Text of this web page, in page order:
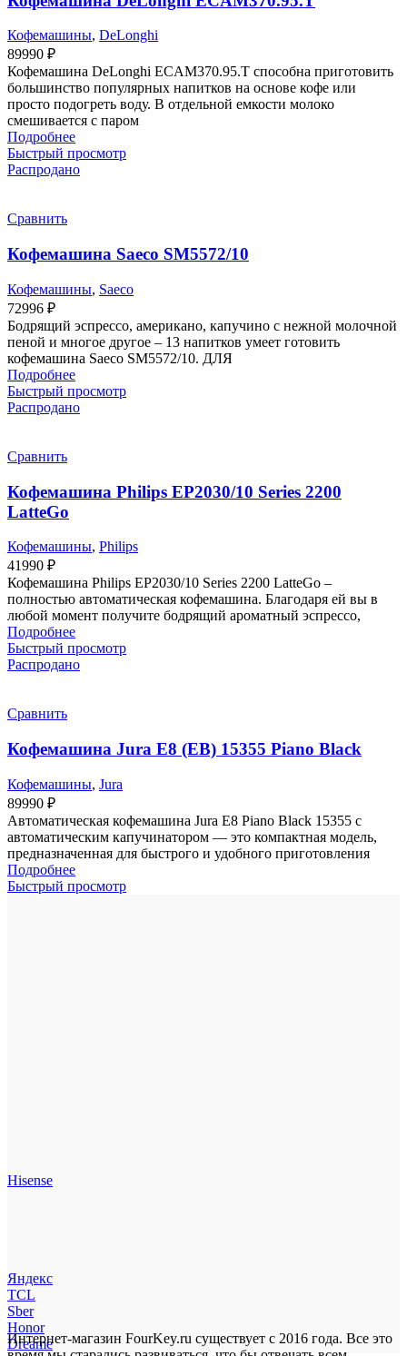
Кофемашины, DeLonghi
89990 ₽
Кофемашина DeLonghi ECAM370.95.T способна приготовить
большинство популярных напитков на основе кофе или
просто подогреть воду. В отдельной емкости молоко
смешивается с паром
Подробнее
Быстрый просмотр
Распродано
Сравнить
Кофемашина Saeco SM5572/10
Кофемашины, Saeco
72996 ₽
Бодрящий эспрессо, американо, капучино с нежной молочной
пеной и многое другое – 13 напитков умеет готовить
кофемашина Saeco SM5572/10. ДЛЯ
Подробнее
Быстрый просмотр
Распродано
Сравнить
Кофемашина Philips EP2030/10 Series 2200
LatteGo
Кофемашины, Philips
41990 ₽
Кофемашина Philips EP2030/10 Series 2200 LatteGo –
полностью автоматическая кофемашина. Благодаря ей вы в
любой момент получите бодрящий ароматный эспрессо,
Подробнее
Быстрый просмотр
Распродано
Сравнить
Кофемашина Jura E8 (EB) 15355 Piano Black
Кофемашины, Jura
89990 ₽
Автоматическая кофемашина Jura E8 Piano Black 15355 с
автоматическим капучинатором — это компактная модель,
предназначенная для быстрого и удобного приготовления
Подробнее
Быстрый просмотр
Hisense
Яндекс
TCL
Sber
Honor
Dreame
Интернет-магазин FourKey.ru существует с 2016 года. Все это